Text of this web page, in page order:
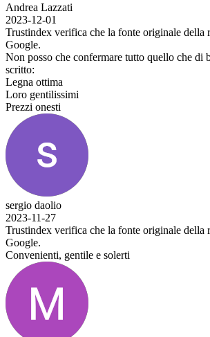
Andrea Lazzati
2023-12-01
Trustindex verifica che la fonte originale della
Google.
Non posso che confermare tutto quello che di
scritto:
Legna ottima
Loro gentilissimi
Prezzi onesti
sergio daolio
2023-11-27
Trustindex verifica che la fonte originale della
Google.
Convenienti, gentile e solerti